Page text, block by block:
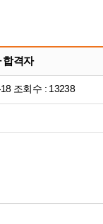
합격자
조회수 : 13238